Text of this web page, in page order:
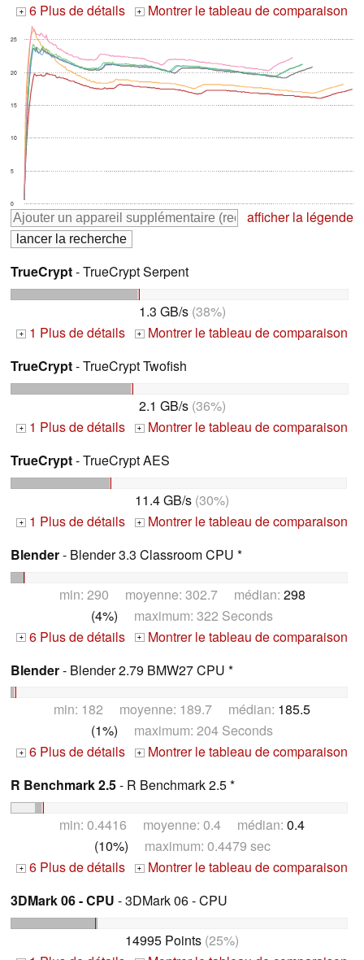
+ 6 Plus de détails + Montrer le tableau de comparaison
0
5
10
15
20
25
afficher la légende
TrueCrypt- TrueCrypt Serpent
1.3 GB/s(38%)
+ 1 Plus de détails + Montrer le tableau de comparaison
TrueCrypt- TrueCrypt Twofish
2.1 GB/s(36%)
+ 1 Plus de détails + Montrer le tableau de comparaison
TrueCrypt- TrueCrypt AES
11.4 GB/s (30%)
+ 1 Plus de détails + Montrer le tableau de comparaison
Blender- Blender 3.3 Classroom CPU *
min: 290 moyenne: 302.7 médian: 298
(4%) maximum: 322 Seconds
+ 6 Plus de détails + Montrer le tableau de comparaison
Blender- Blender 2.79 BMW27 CPU *
min: 182 moyenne: 189.7 médian: 185.5
(1%) maximum: 204 Seconds
+ 6 Plus de détails + Montrer le tableau de comparaison
R Benchmark 2.5- R Benchmark 2.5 *
min: 0.4416 moyenne: 0.4 médian: 0.4
(10%) maximum: 0.4479 sec
+ 6 Plus de détails + Montrer le tableau de comparaison
3DMark 06 - CPU - 3DMark 06 - CPU
14995 Points (25%)